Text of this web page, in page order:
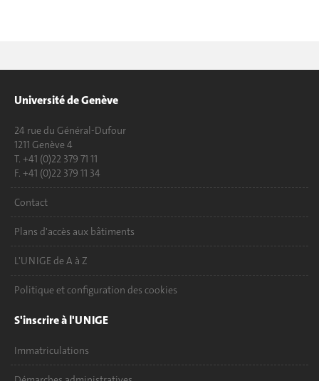
Université de Genève
24 rue du Général-Dufour
1211 Genève 4
T. +41 (0)22 379 71 11
F. +41 (0)22 379 11 34
Contact
Plans d'accès aux bâtiments
L'UNIGE de A à Z
Politique et configuration des cookies
S'inscrire à l'UNIGE
Immatriculations